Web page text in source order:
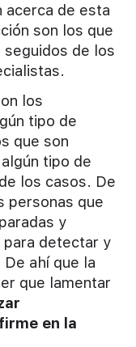
acerca de esta
son los que
seguidos de los
los
tipo de
que son
tipo de
los casos. De
personas que
y
para detectar y
ahí que la
que lamentar
en la